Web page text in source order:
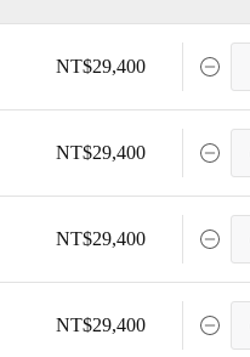
NT$29,400
NT$29,400
NT$29,400
NT$29,400